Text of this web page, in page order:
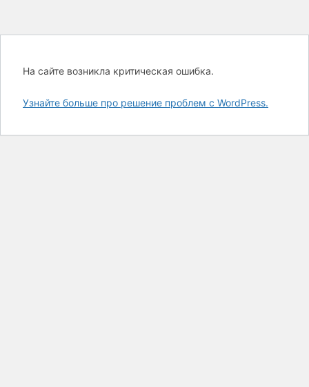
На сайте возникла критическая ошибка.
Узнайте больше про решение проблем с WordPress.